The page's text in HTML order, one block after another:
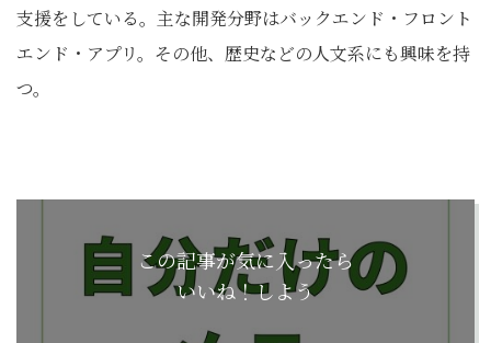
支援をしている。主な開発分野はバックエンド・フロント
エンド・アプリ。その他、歴史などの人文系にも興味を持
つ。
この記事が気に入ったら
いいね！しよう